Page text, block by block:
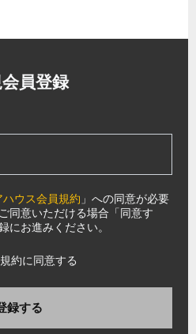
員登録
ウス会員規約 」への同意が必要
同意いただける場合「同意す
にお進みください。
約に同意する
録する